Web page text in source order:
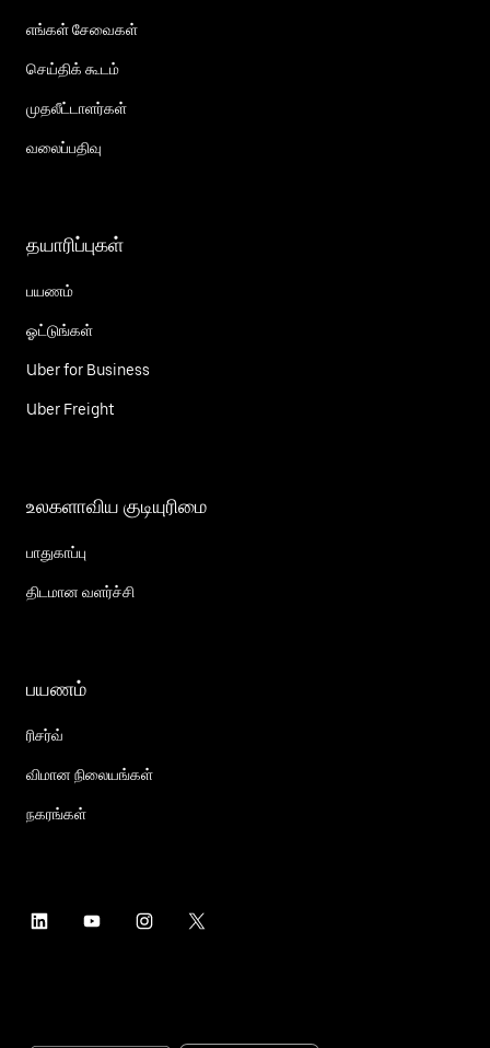
எங்கள் சேவைகள்
செய்திக் கூடம்
முதலீட்டாளர்கள்
வலைப்பதிவு
தயாரிப்புகள்
பயணம்
ஓட்டுங்கள்
Uber for Business
Uber Freight
உலகளாவிய குடியுரிமை
பாதுகாப்பு
திடமான வளர்ச்சி
பயணம்
ரிசர்வ்
விமான நிலையங்கள்
நகரங்கள்